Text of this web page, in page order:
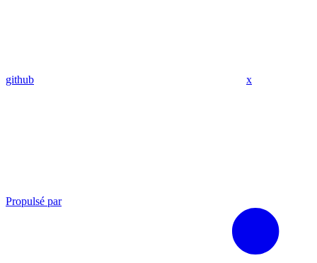
github x
Propulsé par